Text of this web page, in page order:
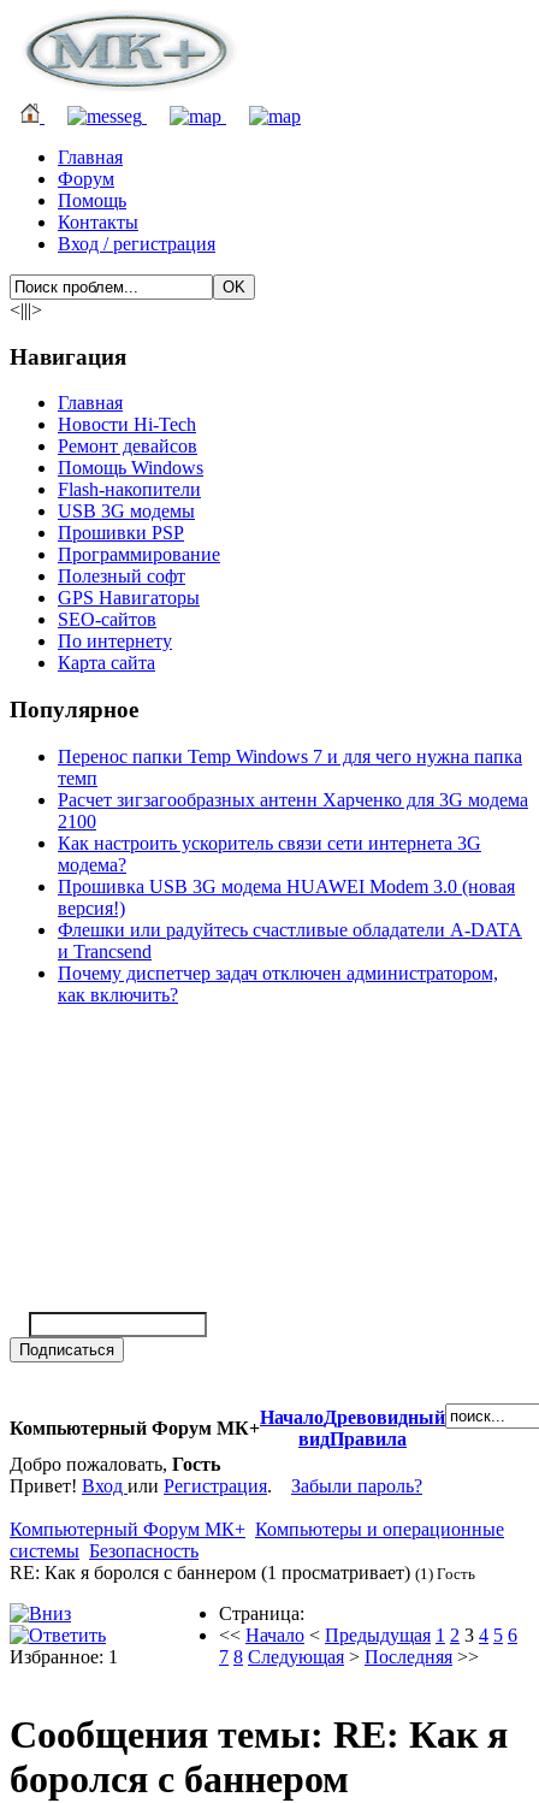
Главная
Форум
Помощь
Контакты
Вход / регистрация
<|||>
Навигация
Главная
Новости Hi-Tech
Ремонт девайсов
Помощь Windows
Flash-накопители
USB 3G модемы
Прошивки PSP
Программирование
Полезный софт
GPS Навигаторы
SEO-сайтов
По интернету
Карта сайта
Популярное
Перенос папки Temp Windows 7 и для чего нужна папка
темп
Расчет зигзагообразных антенн Харченко для 3G модема
2100
Как настроить ускоритель связи сети интернета 3G
модема?
Прошивка USB 3G модема HUAWEI Modem 3.0 (новая
версия!)
Флешки или радуйтесь счастливые обладатели A-DATA
и Trancsend
Почему диспетчер задач отключен администратором,
как включить?
Компьютерный Форум МК+
НачалоДревовидный
видПравила
Добро пожаловать, Гость
Привет! Вход или Регистрация. Забыли пароль?
Компьютерный Форум МК+ Компьютеры и операционные
системы Безопасность
RE: Как я боролся с баннером (1 просматривает) (1) Гость
Избранное: 1
Страница:
<< Начало < Предыдущая 1 2 3 4 5 6
7 8 Следующая > Последняя >>
Сообщения темы: RE: Как я
боролся с баннером